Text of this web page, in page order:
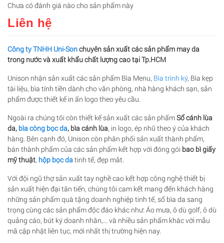
Chưa có đánh giá nào cho sản phẩm này
Liên hệ
Công ty TNHH Uni-Sonchuyên sản xuất các sản phẩm may da
trong nước và xuất khẩu chất lượng cao tại Tp.HCM
Unison nhận sản xuất các sản phẩm Bìa Menu, Bìa trình ký, Bìa kẹp
tài liệu, bìa tính tiền dành cho văn phòng, nhà hàng khách sạn, sản
phẩm được thiết kế in ấn logo theo yêu cầu.
Ngoài ra chúng tôi còn thiết kế sản xuất các sản phẩmSổcánh lùa
da, bìa còng bọc da, bìa cánh lùa, in logo, ép nhũ theo ý của khách
hàng. Bên cạnh đó, Unison còn phân phối sản xuất thành phẩm,
bán thành phẩm của các sản phẩm kết hợp với đóng gói bao bì giấy
mỹthuật, hộp bọc datinh tế, đẹp mắt.
Với đội ngũ thợ sản xuất tay nghề cao kết hợp công nghệ thiết bị
sản xuất hiện đại tân tiến, chúng tôi cam kết mang đến khách hàng
những sản phẩm quà tặng doanh nghiệp tinh tế, sổ bìa da sang
trọng cùng các sản phẩm độc đáo khác như: Áo mưa, ô dù golf, ô dù
quảng cáo, bút ký doanh nhân,... và nhiều sản phẩm khác với mẫu
mã cập nhật liên tục, mới nhất thị trường hiện nay.